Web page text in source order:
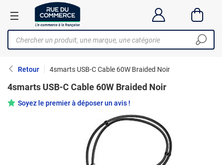
Retour 4smarts USB-C Cable 60W Braided Noir
4smarts USB-C Cable 60W Braided Noir
Soyez le premier à déposer un avis !